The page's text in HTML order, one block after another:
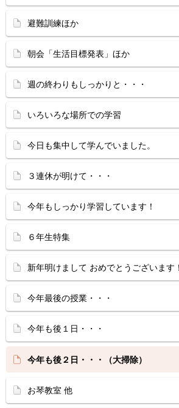
避難訓練ほか
朝会「生活目標発表」ほか
週の終わりもしっかりと・・・
いろいろな場所での学習
今日も集中して学んでいました。
３連休が明けて・・・
今年もしっかり学習しています！
６年生特集
新年明けまして おめでとうございます！
今年最後の授業・・・
今年も後１日・・・
今年も後２日・・・（大掃除）
お琴教室 他